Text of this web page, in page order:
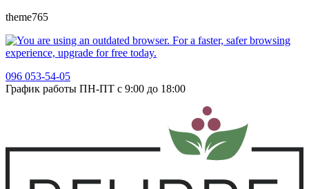
theme765
096 053-54-05
График работы ПН-ПТ с 9:00 до 18:00